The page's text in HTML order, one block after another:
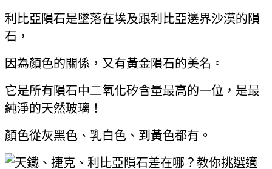
利比亞隕石是墜落在埃及跟利比亞邊界沙漠的隕
石，
因為顏色的關係，又有黃金隕石的美名。
它是所有隕石中二氧化矽含量最高的一位，是最
純淨的天然玻璃！
顏色從灰黑色、乳白色、到黃色都有。